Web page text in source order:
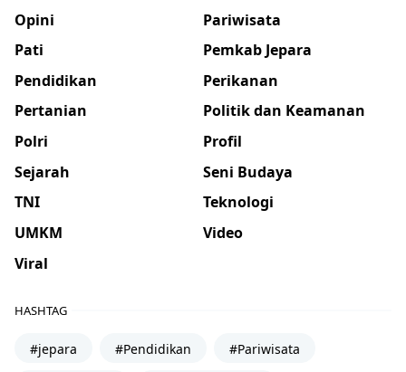
Opini
Pariwisata
Pati
Pemkab Jepara
Pendidikan
Perikanan
Pertanian
Politik dan Keamanan
Polri
Profil
Sejarah
Seni Budaya
TNI
Teknologi
UMKM
Video
Viral
HASHTAG
#jepara #Pendidikan #Pariwisata